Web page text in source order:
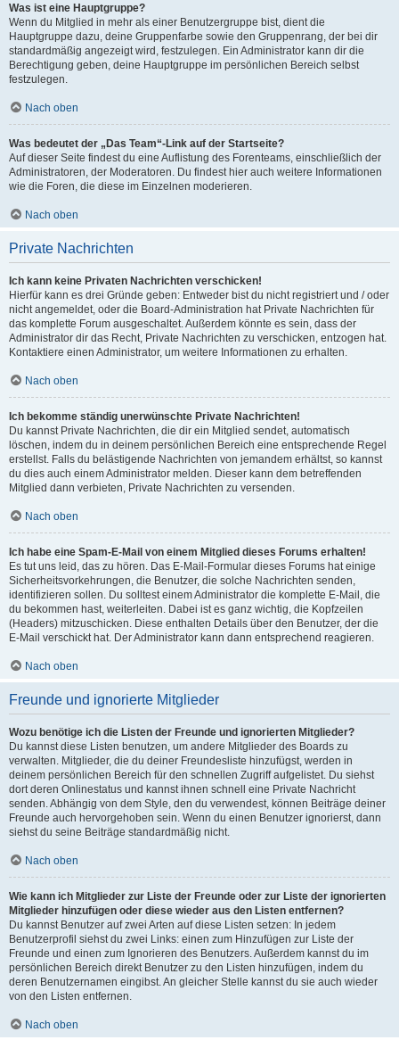
Was ist eine Hauptgruppe?
Wenn du Mitglied in mehr als einer Benutzergruppe bist, dient die
Hauptgruppe dazu, deine Gruppenfarbe sowie den Gruppenrang, der bei dir
standardmäßig angezeigt wird, festzulegen. Ein Administrator kann dir die
Berechtigung geben, deine Hauptgruppe im persönlichen Bereich selbst
festzulegen.
Nach oben
Was bedeutet der „Das Team“-Link auf der Startseite?
Auf dieser Seite findest du eine Auflistung des Forenteams, einschließlich der
Administratoren, der Moderatoren. Du findest hier auch weitere Informationen
wie die Foren, die diese im Einzelnen moderieren.
Nach oben
Private Nachrichten
Ich kann keine Privaten Nachrichten verschicken!
Hierfür kann es drei Gründe geben: Entweder bist du nicht registriert und / oder
nicht angemeldet, oder die Board-Administration hat Private Nachrichten für
das komplette Forum ausgeschaltet. Außerdem könnte es sein, dass der
Administrator dir das Recht, Private Nachrichten zu verschicken, entzogen hat.
Kontaktiere einen Administrator, um weitere Informationen zu erhalten.
Nach oben
Ich bekomme ständig unerwünschte Private Nachrichten!
Du kannst Private Nachrichten, die dir ein Mitglied sendet, automatisch
löschen, indem du in deinem persönlichen Bereich eine entsprechende Regel
erstellst. Falls du belästigende Nachrichten von jemandem erhältst, so kannst
du dies auch einem Administrator melden. Dieser kann dem betreffenden
Mitglied dann verbieten, Private Nachrichten zu versenden.
Nach oben
Ich habe eine Spam-E-Mail von einem Mitglied dieses Forums erhalten!
Es tut uns leid, das zu hören. Das E-Mail-Formular dieses Forums hat einige
Sicherheitsvorkehrungen, die Benutzer, die solche Nachrichten senden,
identifizieren sollen. Du solltest einem Administrator die komplette E-Mail, die
du bekommen hast, weiterleiten. Dabei ist es ganz wichtig, die Kopfzeilen
(Headers) mitzuschicken. Diese enthalten Details über den Benutzer, der die
E-Mail verschickt hat. Der Administrator kann dann entsprechend reagieren.
Nach oben
Freunde und ignorierte Mitglieder
Wozu benötige ich die Listen der Freunde und ignorierten Mitglieder?
Du kannst diese Listen benutzen, um andere Mitglieder des Boards zu
verwalten. Mitglieder, die du deiner Freundesliste hinzufügst, werden in
deinem persönlichen Bereich für den schnellen Zugriff aufgelistet. Du siehst
dort deren Onlinestatus und kannst ihnen schnell eine Private Nachricht
senden. Abhängig von dem Style, den du verwendest, können Beiträge deiner
Freunde auch hervorgehoben sein. Wenn du einen Benutzer ignorierst, dann
siehst du seine Beiträge standardmäßig nicht.
Nach oben
Wie kann ich Mitglieder zur Liste der Freunde oder zur Liste der ignorierten
Mitglieder hinzufügen oder diese wieder aus den Listen entfernen?
Du kannst Benutzer auf zwei Arten auf diese Listen setzen: In jedem
Benutzerprofil siehst du zwei Links: einen zum Hinzufügen zur Liste der
Freunde und einen zum Ignorieren des Benutzers. Außerdem kannst du im
persönlichen Bereich direkt Benutzer zu den Listen hinzufügen, indem du
deren Benutzernamen eingibst. An gleicher Stelle kannst du sie auch wieder
von den Listen entfernen.
Nach oben